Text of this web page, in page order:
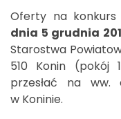
Oferty na konkurs
dnia 5 grudnia
Starostwa
510 Konin (pokój
przesłać na ww.
w Koninie.